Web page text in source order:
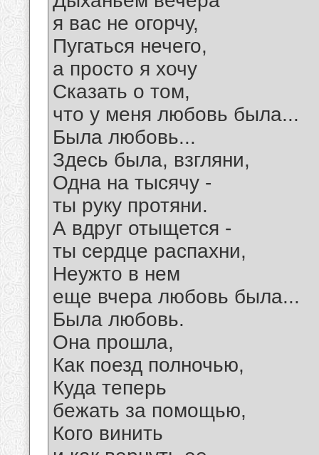
я вас не огорчу,
Пугаться нечего,
а просто я хочу
Сказать о том,
что у меня любовь была...
Была любовь...
Здесь была, взгляни,
Одна на тысячу -
ты руку протяни.
А вдруг отыщется -
ты сердце распахни,
Неужто в нем
еще вчера любовь была...
Была любовь.
Она прошла,
Как поезд полночью,
Куда теперь
бежать за помощью,
Кого винить